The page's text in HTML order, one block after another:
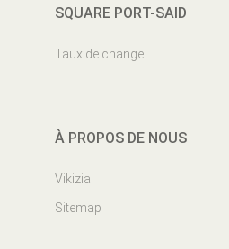
SQUARE PORT-SAID
Taux de change
À PROPOS DE NOUS
Vikizia
Sitemap